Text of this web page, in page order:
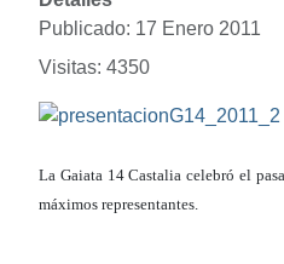
Publicado: 17 Enero 2011
Visitas: 4350
La Gaiata 14 Castalia celebró el
máximos representantes.